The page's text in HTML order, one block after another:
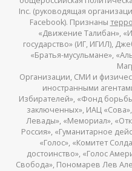
Inc. (руководящая
Facebook). Признаны
«Движение Талибан»,
государство» (ИГ, ИГИЛ),
«Братья-мусульмане»,
Организации, СМИ и
иностранными
Избирателей», «Фонд
заключенных», ИАЦ
Левады», «Мемориал»,
Россия», «Гуманитарное
«Голос», «Комитет
достоинство», «Голос
Свобода», Пономарев Лев